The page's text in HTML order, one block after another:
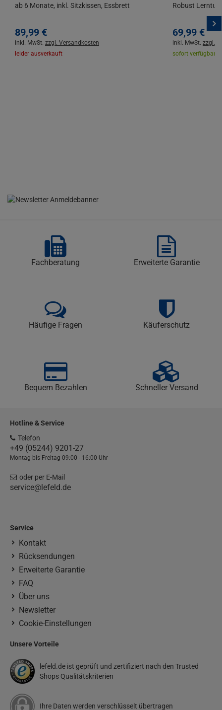
ab 6 Monate, inkl. Sitzkissen, Essbrett
89,99 €
inkl. MwSt. zzgl. Versandkosten
leider ausverkauft
Robust
69,99 €
inkl. MwSt. zzgl.
sofort verfügbar |
Fachberatung Erweiterte Garantie
Häufige Fragen Käuferschutz
Bequem Bezahlen Schneller Versand
Hotline & Service
Telefon
+49 (05244) 9201-27
Montag bis Freitag 09:00 - 16:00 Uhr
oder per E-Mail
service@lefeld.de
Service
Kontakt
Rücksendungen
Erweiterte Garantie
FAQ
Über uns
Newsletter
Cookie-Einstellungen
Unsere Vorteile
lefeld.de ist geprüft und zertifiziert nach den Trusted
Shops Qualitätskriterien
Ihre Daten werden verschlüsselt übertragen